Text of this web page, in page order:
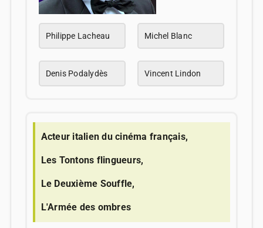
Philippe Lacheau Michel Blanc
Denis Podalydès Vincent Lindon
Acteur italien du cinéma français,
Les Tontons flingueurs,
Le Deuxième Souffle,
L'Armée des ombres